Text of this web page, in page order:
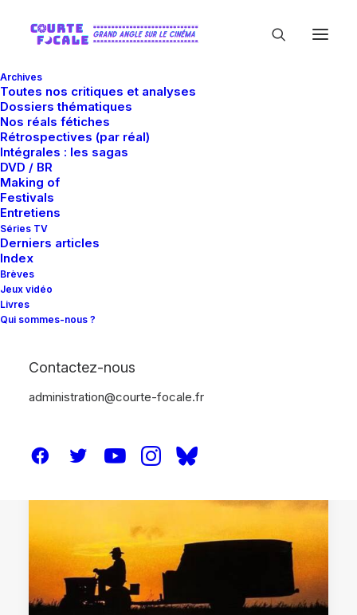
Archives
Toutes nos critiques et analyses
Dossiers thématiques
Nos réals fétiches
Rétrospectives (par réal)
Intégrales : les sagas
DVD / BR
Making of
Festivals
Entretiens
Séries TV
Derniers articles
Index
Brèves
Jeux vidéo
Livres
Qui sommes-nous ?
Contactez-nous
administration@courte-focale.fr